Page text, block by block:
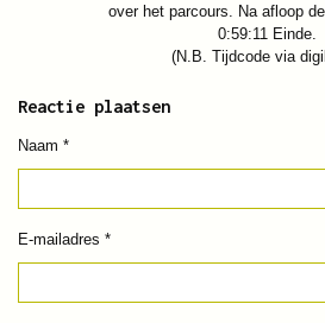
over het parcours. Na afloop
0:59:11 Einde.
(N.B. Tijdcode via
Reactie plaatsen
Naam *
E-mailadres *